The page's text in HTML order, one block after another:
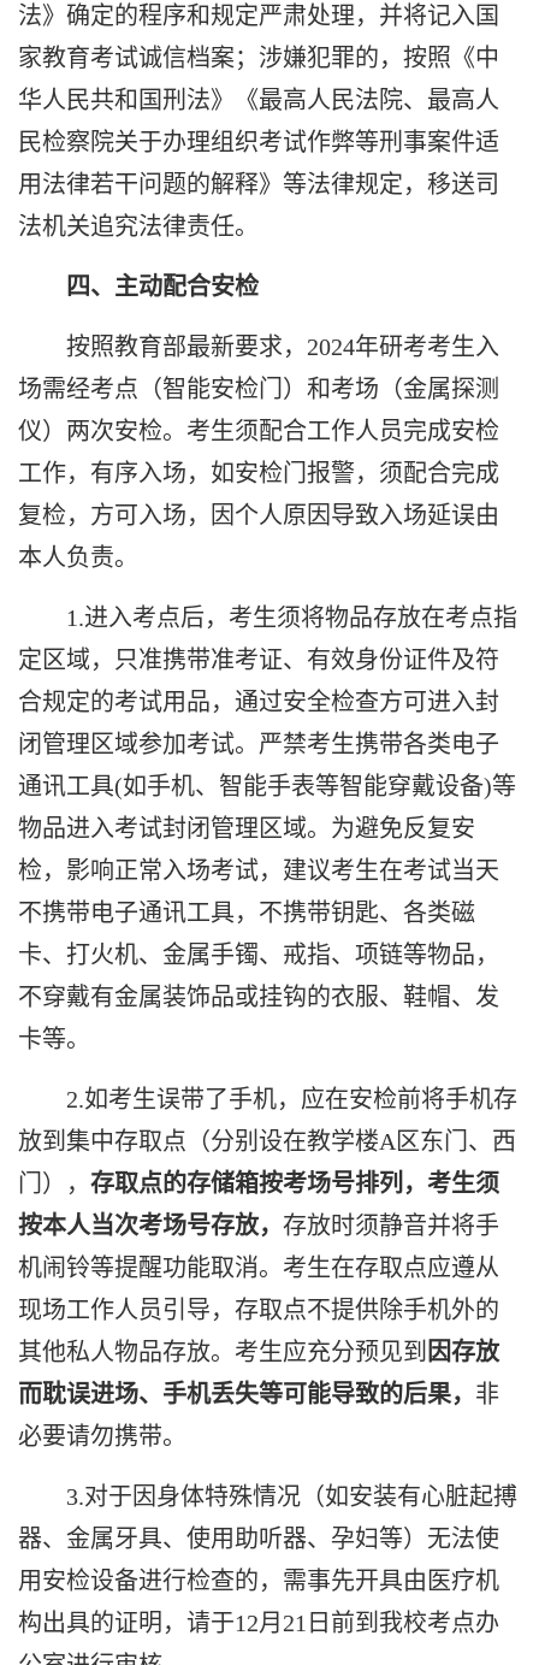
法》确定的程序和规定严肃处理，并将记入国
家教育考试诚信档案；涉嫌犯罪的，按照《中
华人民共和国刑法》《最高人民法院、最高人
民检察院关于办理组织考试作弊等刑事案件适
用法律若干问题的解释》等法律规定，移送司
法机关追究法律责任。
四、主动配合安检
按照教育部最新要求， 2024年研考考生入
场需经考点（智能安检门）和考场（金属探测
仪）两次安检。考生须配合工作人员完成安检
工作，有序入场，如安检门报警，须配合完成
复检，方可入场，因个人原因导致入场延误由
本人负责。
1.进入考点后，考生须将物品存放在考点指
定区域，只准携带准考证、有效身份证件及符
合规定的考试用品，通过安全检查方可进入封
闭管理区域参加考试。严禁考生携带各类电子
通讯工具(如手机、智能手表等智能穿戴设备)等
物品进入考试封闭管理区域。为避免反复安
检，影响正常入场考试，建议考生在考试当天
不携带电子通讯工具，不携带钥匙、各类磁
卡、打火机、金属手镯、戒指、项链等物品，
不穿戴有金属装饰品或挂钩的衣服、鞋帽、发
卡等。
2.如考生误带了手机，应在安检前将手机存
放到集中存取点（分别设在教学楼A区东门、西
门）， 存取点的存储箱按考场号排列，考生须
按本人当次考场号存放， 存放时须静音并将手
机闹铃等提醒功能取消。考生在存取点应遵从
现场工作人员引导，存取点不提供除手机外的
其他私人物品存放。考生应充分预见到 因存放
而耽误进场、手机丢失等可能导致的后果， 非
必要请勿携带。
3.对于因身体特殊情况（如安装有心脏起搏
器、金属牙具、使用助听器、孕妇等）无法使
用安检设备进行检查的，需事先开具由医疗机
构出具的证明，请于12月 21 日前到我校考点办